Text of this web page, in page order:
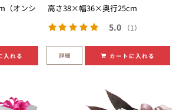
（オンシ
入れる
高さ38×幅36×奥行25cm
5.0 （1）
詳細 カートに入れる